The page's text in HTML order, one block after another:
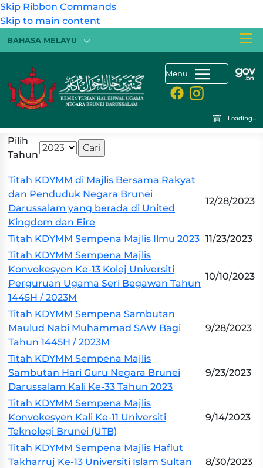
Skip Ribbon Commands
Skip to main content
BAHASA MELAYU
Menu
Loading...
Pilih
Tahun
Titah KDYMM di Majlis Bersama Rakyat
dan Penduduk Negara Brunei
Darussalam yang berada di United
Kingdom dan Eire
12/28/2023
Titah KDYMM Sempena Majlis Ilmu 2023 11/23/2023
Titah KDYMM Sempena Majlis
Konvokesyen Ke-13 Kolej Universiti
Perguruan Ugama Seri Begawan Tahun
1445H / 2023M
10/10/2023
Titah KDYMM Sempena Sambutan
Maulud Nabi Muhammad SAW Bagi
Tahun 1445H / 2023M
9/28/2023
Titah KDYMM Sempena Majlis
Sambutan Hari Guru Negara Brunei
Darussalam Kali Ke-33 Tahun 2023
9/23/2023
Titah KDYMM Sempena Majlis
Konvokesyen Kali Ke-11 Universiti
Teknologi Brunei (UTB)
9/14/2023
Titah KDYMM Sempena Majlis Haflut
Takharruj Ke-13 Universiti Islam Sultan
8/30/2023